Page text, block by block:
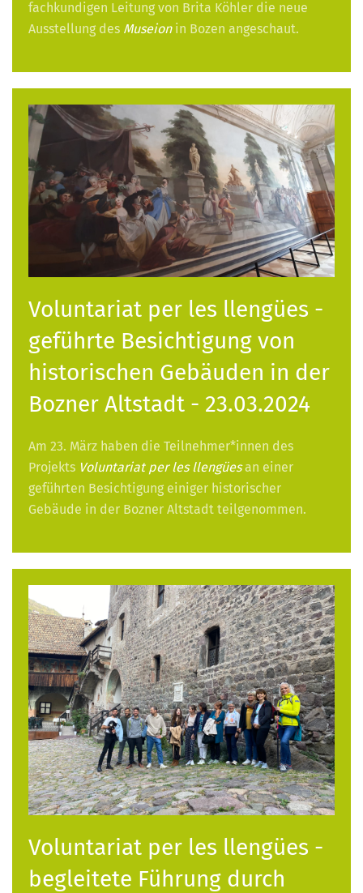
fachkundigen Leitung von Brita Köhler die neue
Ausstellung des Museionin Bozen angeschaut.
Voluntariat per les llengües -
geführte Besichtigung von
historischen Gebäuden in der
Bozner Altstadt - 23.03.2024
Am 23. März haben die Teilnehmer*innen des
Projekts Voluntariat per les llengüesan einer
geführten Besichtigung einiger historischer
Gebäude in der Bozner Altstadt teilgenommen.
Voluntariat per les llengües -
begleitete Führung durch